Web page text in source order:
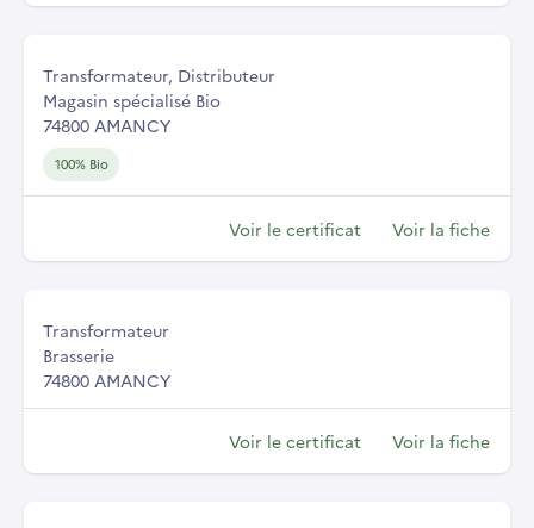
Transformateur, Distributeur
Magasin spécialisé Bio
74800 AMANCY
100% Bio
Voir le certificat Voir la fiche
Transformateur
Brasserie
74800 AMANCY
Voir le certificat Voir la fiche